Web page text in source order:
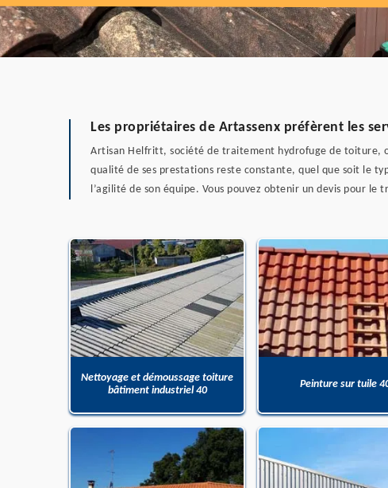
Les propriétaires de Artassenx préfèrent les
Artisan Helfritt, société de traitement hydrofuge de toiture,
qualité de ses prestations reste constante, quel que soit le
l’agilité de son équipe. Vous pouvez obtenir un devis pour
Nettoyage et démoussage toiture
bâtiment industriel 40
Peinture sur tuile